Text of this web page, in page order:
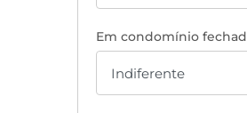
Em condomínio